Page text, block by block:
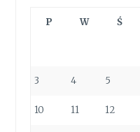
P W Ś
3 4 5
10 11 12